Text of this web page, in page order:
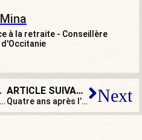
à la retraite - Conseillère
« Le gouvernement interdit tout débat de fond, c’est indigne d’une démocratie ! »
ARTICLE SUIVANT
Quatre ans après l’Euromaïdan, l’Ukraine continue de tuer au Donbass Next